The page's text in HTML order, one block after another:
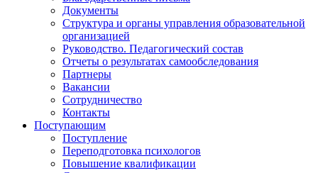
Документы
Структура и органы управления образовательной
организацией
Руководство. Педагогический состав
Отчеты о результатах самообследования
Партнеры
Вакансии
Сотрудничество
Контакты
Поступающим
Поступление
Переподготовка психологов
Повышение квалификации